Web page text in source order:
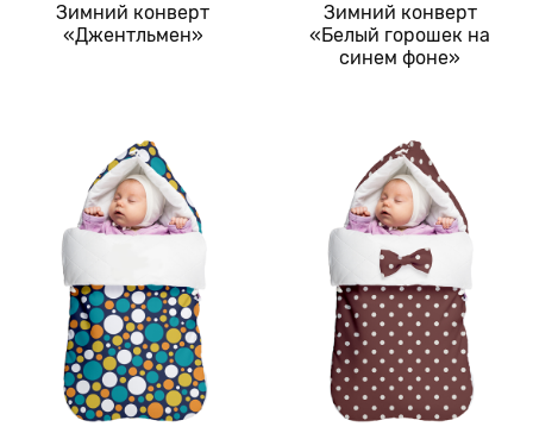
Зимний конверт
«Джентльмен»
Зимний конверт
«Белый горошек на
синем фоне»